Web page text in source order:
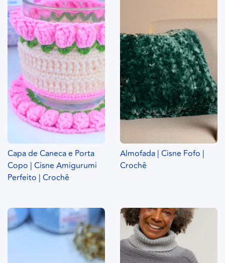
Capa de Caneca e Porta
Copo | Cisne Amigurumi
Perfeito | Crochê
Almofada | Cisne Fofo |
Crochê